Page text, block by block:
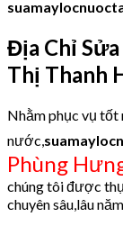
Địa Chỉ
Thị Thanh
Nhằm phục vụ tốt
nước,
Phùng
chúng tôi được
chuyên sâu,lâu